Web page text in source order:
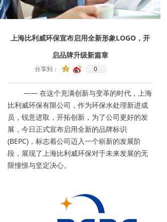
产品中心
→ 滤芯滤料
→RO反渗透膜
→ 离子交换树脂
→ 保安过滤器
→ 紫外线杀菌器
上海比利威环保宣布启用全新形象LOGO，开
启品牌升级新篇章
—— 在这个充满创新与变革的时代，上海
比利威环保有限公司，作为环保水处理新进成
员，锐意进取，开拓创新，为了公司更好的发
展，今日正式宣布启用全新的品牌标识
(BEPC)，标志着公司迈入一个崭新的发展阶
段，展现了上海比利威环保对于未来发展的无
限憧憬与坚定决心。
分享到： 0